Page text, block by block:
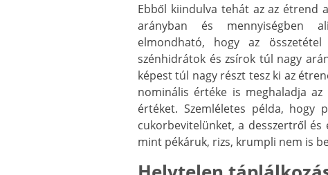
Ebből kiindulva tehát az az étrend
arányban és mennyiségben
elmondható, hogy az
szénhidrátok és zsírok túl nagy
képest túl nagy részt tesz ki az
nominális értéke is meghaladja
értéket. Szemléletes példa, hogy
cukorbevitelünket, a desszertről
mint pékáruk, rizs, krumpli nem is